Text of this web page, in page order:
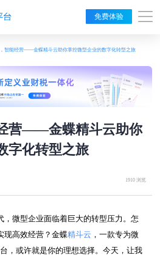
免费体验
智能经营——金蝶精斗云助你掌控微型企业的数字化转型之旅
营——金蝶精斗云助你
字化转型之旅
1910 浏览
，微型企业面临着巨大的转型压力。怎
现高效经营？金蝶精斗云 ，一款专为微
，或许就是你的理想选择。今天，让我